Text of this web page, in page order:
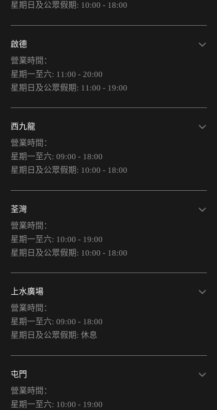
星期日及公眾假期: 10:00 - 18:00
啟德
營業時間：
星期一至六: 11:00 - 20:00
星期日及公眾假期: 11:00 - 19:00
西九龍
營業時間：
星期一至六: 09:00 - 18:00
星期日及公眾假期: 10:00 - 18:00
荃灣
營業時間：
星期一至六: 10:00 - 19:00
星期日及公眾假期: 10:00 - 18:00
上水廣場
營業時間：
星期一至六: 09:00 - 18:00
星期日及公眾假期: 休息
屯門
營業時間：
星期一至六: 10:00 - 19:00